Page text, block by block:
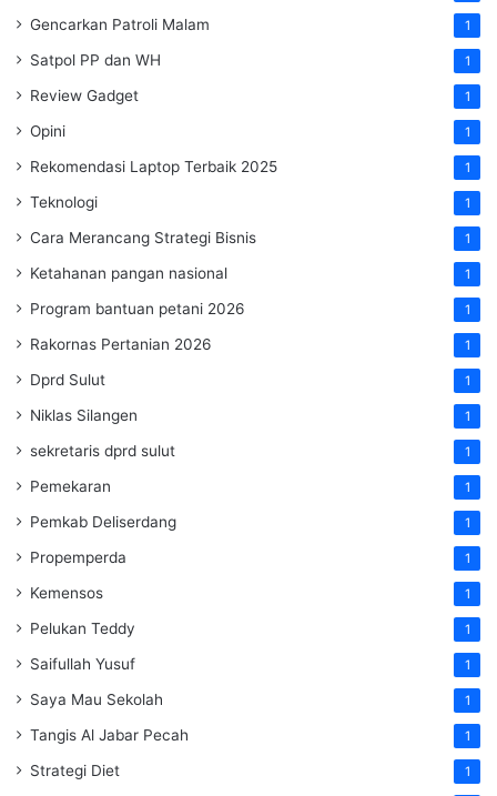
Gencarkan Patroli Malam 1
Satpol PP dan WH 1
Review Gadget 1
Opini 1
Rekomendasi Laptop Terbaik 2025 1
Teknologi 1
Cara Merancang Strategi Bisnis 1
Ketahanan pangan nasional 1
Program bantuan petani 2026 1
Rakornas Pertanian 2026 1
Dprd Sulut 1
Niklas Silangen 1
sekretaris dprd sulut 1
Pemekaran 1
Pemkab Deliserdang 1
Propemperda 1
Kemensos 1
Pelukan Teddy 1
Saifullah Yusuf 1
Saya Mau Sekolah 1
Tangis Al Jabar Pecah 1
Strategi Diet 1